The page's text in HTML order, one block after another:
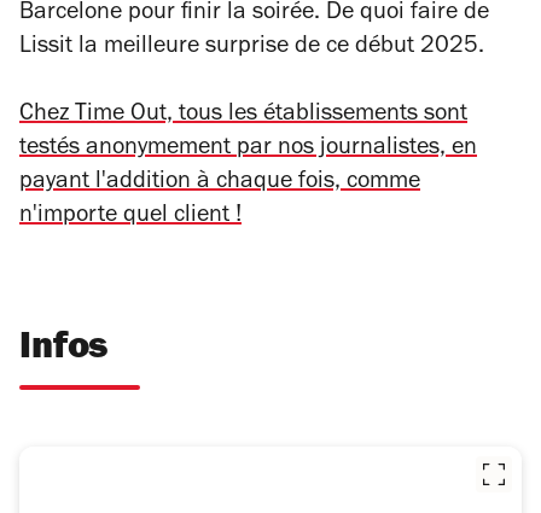
Barcelone pour finir la soirée. De quoi faire de
Lissit la meilleure surprise de ce début 2025.
Chez Time Out, tous les établissements sont
testés anonymement par nos journalistes, en
payant l'addition à chaque fois, comme
n'importe quel client !
Infos